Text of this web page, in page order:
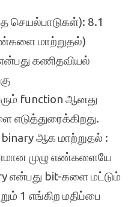
செயல்பாடுகள்): 8.1
மாற்றுதல்)
கணிதவியல்
function ஆனது
ஆக மாற்றுதல் :
முழு எண்களையே
என்பது bit-களை மட்டும்
1 எங்கிற மதிப்பை